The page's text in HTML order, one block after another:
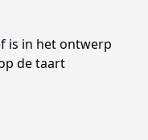
is in het ontwerp
de taart